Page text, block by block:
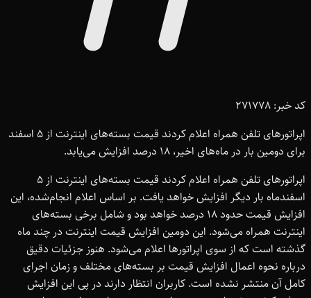
کد خبر: 271778
اپراتورهای تلفن همراه اعلام کردند قیمت بسته‌های اینترنت از 5 اسفند
برای دومین بار در ماه‌های اخیر، 18 درصد افزایش می‌یابد.
اپراتورهای تلفن همراه اعلام کردند قیمت بسته‌های اینترنت از 5
اسفندماه بار دیگر افزایش خواهد یافت. بر اساس اعلام انجام‌شده، این
افزایش قیمت حدود 18 درصد خواهد بود و شامل برخی بسته‌های
اینترنت همراه می‌شود. این دومین افزایش قیمت اینترنت در چند ماه
گذشته است که از سوی اپراتورها اعلام می‌شود. هنوز جزئیات دقیق
درباره نحوه اعمال افزایش قیمت بر بسته‌های مختلف و زمان اجرای
کامل آن منتشر نشده است. کاربران انتظار دارند در پی این افزایش